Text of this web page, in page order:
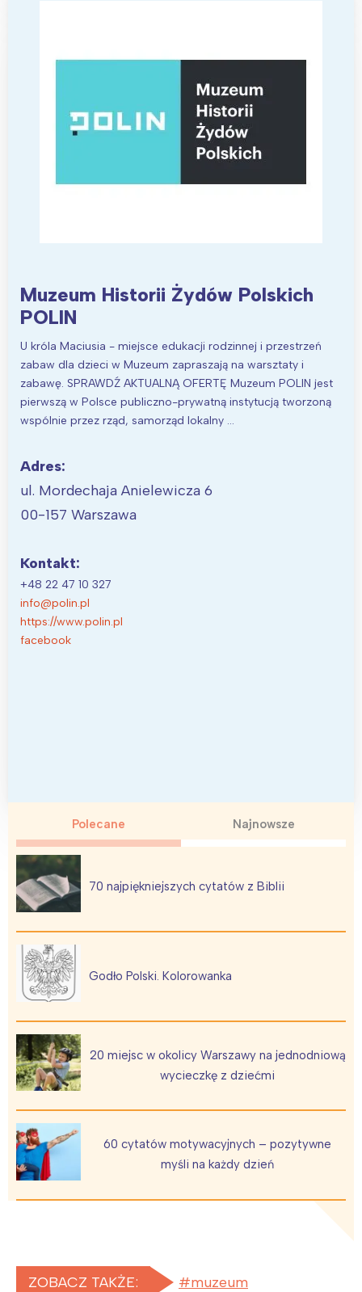
Muzeum Historii Żydów Polskich
POLIN
U króla Maciusia - miejsce edukacji rodzinnej i przestrzeń
zabaw dla dzieci w Muzeum zapraszają na warsztaty i
zabawę. SPRAWDŹ AKTUALNĄ OFERTĘ Muzeum POLIN jest
pierwszą w Polsce publiczno-prywatną instytucją tworzoną
wspólnie przez rząd, samorząd lokalny …
Adres:
ul. Mordechaja Anielewicza 6
00-157 Warszawa
Kontakt:
+48 22 47 10 327
info@polin.pl
https://www.polin.pl
facebook
Polecane Najnowsze
70 najpiękniejszych cytatów z Biblii
Godło Polski. Kolorowanka
20 miejsc w okolicy Warszawy na jednodniową
wycieczkę z dziećmi
60 cytatów motywacyjnych – pozytywne
myśli na każdy dzień
ZOBACZ TAKŻE: muzeum
Łódź
Poznań
Wrocław
Południe
Północ
Wszystkie
Wybieram